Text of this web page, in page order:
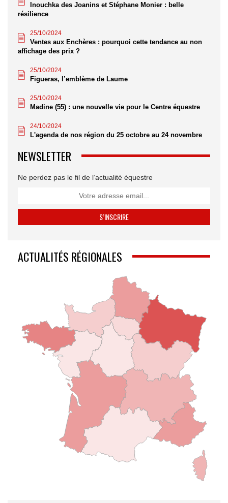
Inouchka des Joanins et Stéphane Monier : belle
résilience
25/10/2024
Ventes aux Enchères : pourquoi cette tendance au non
affichage des prix ?
25/10/2024
Figueras, l’emblème de Laume
25/10/2024
Madine (55) : une nouvelle vie pour le Centre équestre
24/10/2024
L'agenda de nos région du 25 octobre au 24 novembre
NEWSLETTER
Ne perdez pas le fil de l’actualité équestre
ACTUALITÉS RÉGIONALES